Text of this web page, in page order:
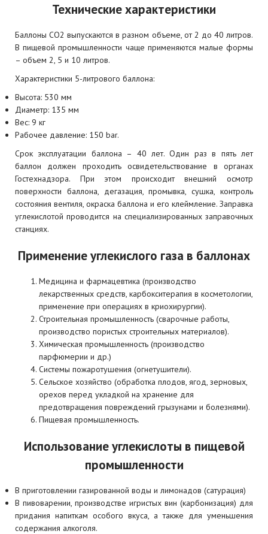
Технические характеристики
Баллоны СО2 выпускаются в разном объеме, от 2 до 40 литров.
В пищевой промышленности чаще применяются малые формы
– объем 2, 5 и 10 литров.
Характеристики 5-литрового баллона:
Высота: 530 мм
Диаметр: 135 мм
Вес: 9 кг
Рабочее давление: 150 bar.
Срок эксплуатации баллона – 40 лет. Один раз в пять лет
баллон должен проходить освидетельствование в органах
Гостехнадзора. При этом происходит внешний осмотр
поверхности баллона, дегазация, промывка, сушка, контроль
состояния вентиля, окраска баллона и его клеймление. Заправка
углекислотой проводится на специализированных заправочных
станциях.
Применение углекислого газа в баллонах
Медицина и фармацевтика (производство
лекарственных средств, карбокситерапия в косметологии,
применение при операциях в криохирургии).
Строительная промышленность (сварочные работы,
производство пористых строительных материалов).
Химическая промышленность (производство
парфюмерии и др.)
Системы пожаротушения (огнетушители).
Сельское хозяйство (обработка плодов, ягод, зерновых,
орехов перед укладкой на хранение для
предотвращения повреждений грызунами и болезнями).
Пищевая промышленность.
Использование углекислоты в пищевой
промышленности
В приготовлении газированной воды и лимонадов (сатурация)
В пивоварении, производстве игристых вин (карбонизация) для
придания напиткам особого вкуса, а также для уменьшения
содержания алкоголя.